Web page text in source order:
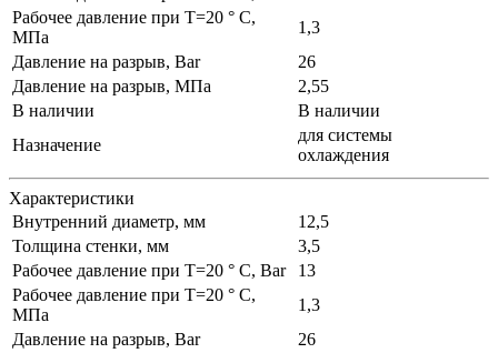
Рабочее давление при T=20 ° С,
МПа
1,3
Давление на разрыв, Bar
26
Давление на разрыв, МПа
2,55
В наличии
В наличии
Назначение
для системы
охлаждения
Характеристики
Внутренний диаметр, мм
12,5
Толщина стенки, мм
3,5
Рабочее давление при T=20 ° С, Bar
13
Рабочее давление при T=20 ° С,
МПа
1,3
Давление на разрыв, Bar
26